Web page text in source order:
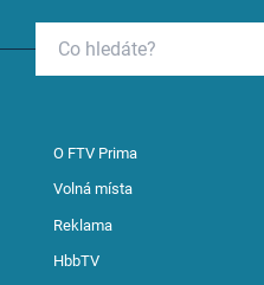
O FTV Prima
Volná místa
Reklama
HbbTV